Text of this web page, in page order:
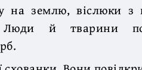
на землю, віслюки з
Люди й тварини